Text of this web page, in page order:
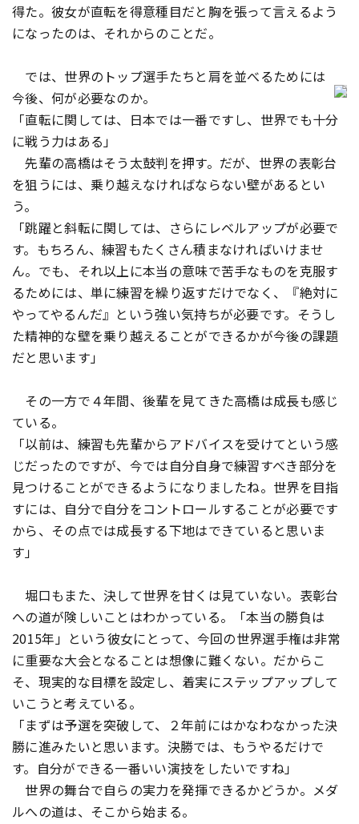
得た。彼女が直転を得意種目だと胸を張って言えるよう
になったのは、それからのことだ。
では、世界のトップ選手たちと肩を並べるためには
今後、何が必要なのか。
「直転に関しては、日本では一番ですし、世界でも十分
に戦う力はある」
先輩の高橋はそう太鼓判を押す。だが、世界の表彰台
を狙うには、乗り越えなければならない壁があるとい
う。
「跳躍と斜転に関しては、さらにレベルアップが必要で
す。もちろん、練習もたくさん積まなければいけませ
ん。でも、それ以上に本当の意味で苦手なものを克服す
るためには、単に練習を繰り返すだけでなく、『絶対に
やってやるんだ』という強い気持ちが必要です。そうし
た精神的な壁を乗り越えることができるかが今後の課題
だと思います」
その一方で４年間、後輩を見てきた高橋は成長も感じ
ている。
「以前は、練習も先輩からアドバイスを受けてという感
じだったのですが、今では自分自身で練習すべき部分を
見つけることができるようになりましたね。世界を目指
すには、自分で自分をコントロールすることが必要です
から、その点では成長する下地はできていると思いま
す」
堀口もまた、決して世界を甘くは見ていない。表彰台
への道が険しいことはわかっている。「本当の勝負は
2015年」という彼女にとって、今回の世界選手権は非常
に重要な大会となることは想像に難くない。だからこ
そ、現実的な目標を設定し、着実にステップアップして
いこうと考えている。
「まずは予選を突破して、２年前にはかなわなかった決
勝に進みたいと思います。決勝では、もうやるだけで
す。自分ができる一番いい演技をしたいですね」
世界の舞台で自らの実力を発揮できるかどうか。メダ
ルへの道は、そこから始まる。